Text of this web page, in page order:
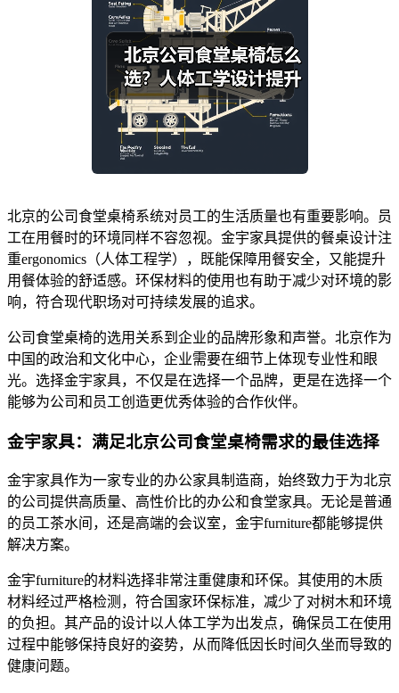
北京的公司食堂桌椅系统对员工的生活质量也有重要影响。员
工在用餐时的环境同样不容忽视。金宇家具提供的餐桌设计注
重ergonomics（人体工程学），既能保障用餐安全，又能提升
用餐体验的舒适感。环保材料的使用也有助于减少对环境的影
响，符合现代职场对可持续发展的追求。
公司食堂桌椅的选用关系到企业的品牌形象和声誉。北京作为
中国的政治和文化中心，企业需要在细节上体现专业性和眼
光。选择金宇家具，不仅是在选择一个品牌，更是在选择一个
能够为公司和员工创造更优秀体验的合作伙伴。
金宇家具：满足北京公司食堂桌椅需求的最佳选择
金宇家具作为一家专业的办公家具制造商，始终致力于为北京
的公司提供高质量、高性价比的办公和食堂家具。无论是普通
的员工茶水间，还是高端的会议室，金宇furniture都能够提供
解决方案。
金宇furniture的材料选择非常注重健康和环保。其使用的木质
材料经过严格检测，符合国家环保标准，减少了对树木和环境
的负担。其产品的设计以人体工学为出发点，确保员工在使用
过程中能够保持良好的姿势，从而降低因长时间久坐而导致的
健康问题。